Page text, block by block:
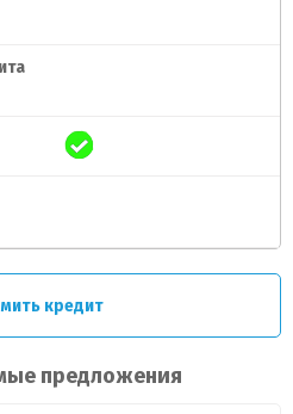
кредит
предложения